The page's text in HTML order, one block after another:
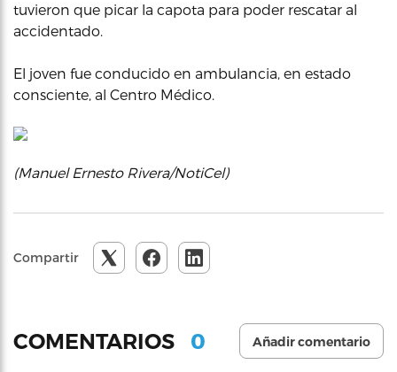
tuvieron que picar la capota para poder rescatar al
accidentado.
El joven fue conducido en ambulancia, en estado
consciente, al Centro Médico.
(Manuel Ernesto Rivera/NotiCel)
Compartir
COMENTARIOS 0 Añadir comentario